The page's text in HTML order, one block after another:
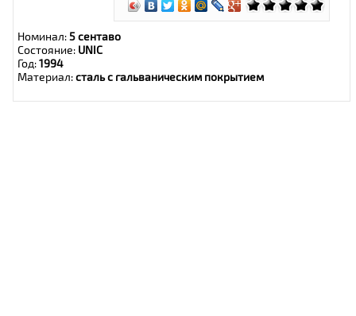
Номинал:5 сентаво
Состояние: UNIC
Год:1994
Материал:сталь с гальваническим покрытием